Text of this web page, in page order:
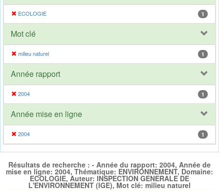
ECOLOGIE 1
Mot clé
milieu naturel 1
Année rapport
2004 1
Année mise en ligne
2004 1
Résultats de recherche : - Année du rapport: 2004, Année de
mise en ligne: 2004, Thématique: ENVIRONNEMENT, Domaine:
ECOLOGIE, Auteur: INSPECTION GENERALE DE
L'ENVIRONNEMENT (IGE), Mot clé: milieu naturel